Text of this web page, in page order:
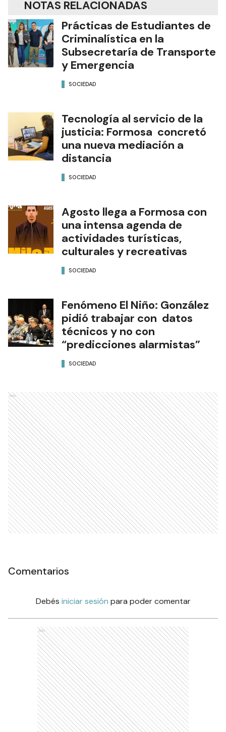
NOTAS RELACIONADAS
Prácticas de Estudiantes de
Criminalística en la
Subsecretaría de Transporte
y Emergencia
SOCIEDAD
Tecnología al servicio de la
justicia: Formosa concretó
una nueva mediación a
distancia
SOCIEDAD
Agosto llega a Formosa con
una intensa agenda de
actividades turísticas,
culturales y recreativas
SOCIEDAD
Fenómeno El Niño: González
pidió trabajar con datos
técnicos y no con
“predicciones alarmistas”
SOCIEDAD
Ads
Comentarios
Debés iniciar sesión para poder comentar
Ads